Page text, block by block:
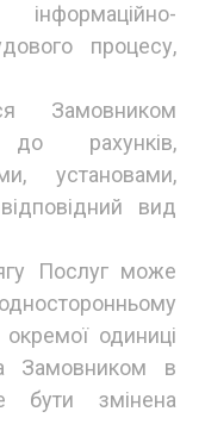
процесу,
Замовником
до рахунків,
установами,
вид
Послуг може
одиниці
Замовником в
бути змінена